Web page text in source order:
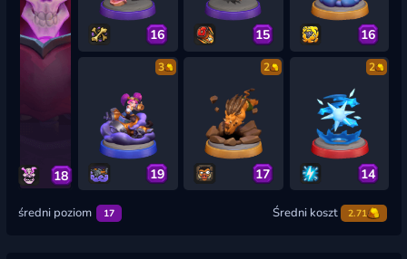
18
16 15 16
3
19
2
17
2
14
średni poziom 17 Średni koszt 2.71